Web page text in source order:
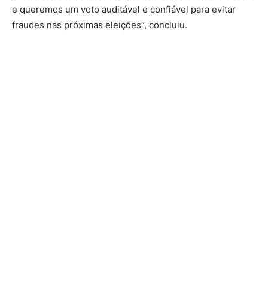
e queremos um voto auditável e confiável para evitar
fraudes nas próximas eleições”, concluiu.